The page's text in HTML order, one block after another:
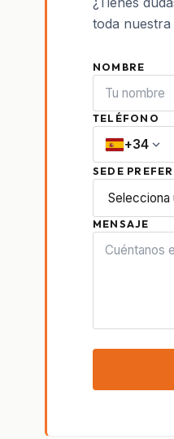
toda nuestra
NOMBRE
TELÉFONO
+34 expand_more
SEDE
MENSAJE